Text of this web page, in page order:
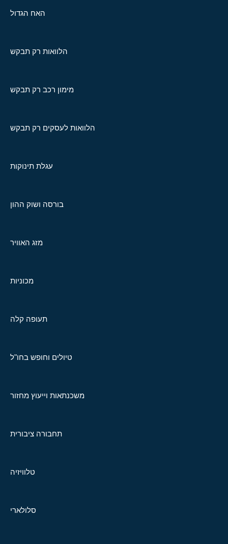
האח הגדול
הלוואות רק תבקש
מימון רכב רק תבקש
הלוואות לעסקים רק תבקש
עגלת תינוקות
בורסה ושוק ההון
מזג האוויר
מכוניות
תעופה קלה
טיולים וחופש בחו"ל
משכנתאות וייעוץ מחזור
תחבורה ציבורית
טלוויזיה
סלולארי